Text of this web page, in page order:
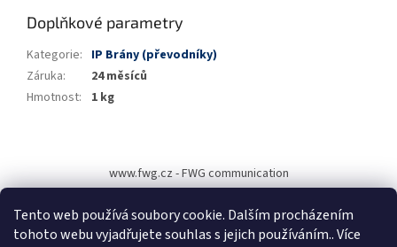
Tento web používá soubory cookie. Dalším procházením
tohoto webu vyjadřujete souhlas s jejich používáním.. Více
Doplňkové parametry
Kategorie: IP Brány (převodníky)
Záruka:
24 měsíců
Hmotnost: 1 kg
p
www.fwg.cz - FWG communication